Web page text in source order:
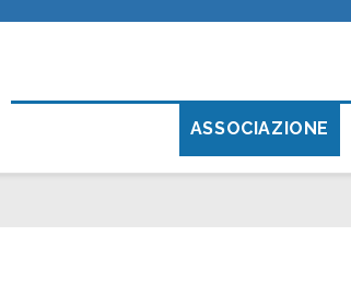
ASSOCIAZIONE